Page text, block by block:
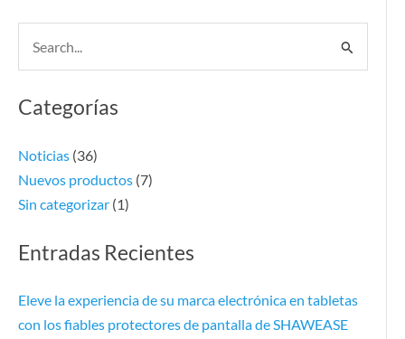
Buscar
por:
Categorías
Noticias (36)
Nuevos productos (7)
Sin categorizar (1)
Entradas Recientes
Eleve la experiencia de su marca electrónica en tabletas
con los fiables protectores de pantalla de SHAWEASE